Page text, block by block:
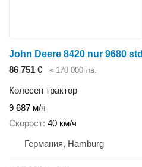
John Deere 8420 nur 9680
86 751 €
≈ 170 000 лв.
Колесен трактор
9 687 м/ч
Скорост 40 км/ч
Германия, Hamburg